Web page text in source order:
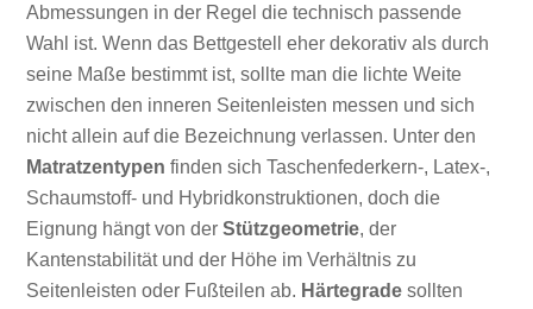
Abmessungen in der Regel die technisch passende
Wahl ist. Wenn das Bettgestell eher dekorativ als durch
seine Maße bestimmt ist, sollte man die lichte Weite
zwischen den inneren Seitenleisten messen und sich
nicht allein auf die Bezeichnung verlassen. Unter den
Matratzentypen finden sich Taschenfederkern-, Latex-,
Schaumstoff- und Hybridkonstruktionen, doch die
Eignung hängt von derStützgeometrie, der
Kantenstabilität und der Höhe im Verhältnis zu
Seitenleisten oder Fußteilen ab. Härtegrade sollten